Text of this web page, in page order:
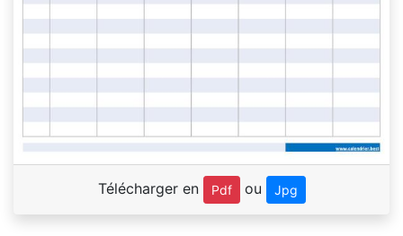
Télécharger en Pdf ou Jpg